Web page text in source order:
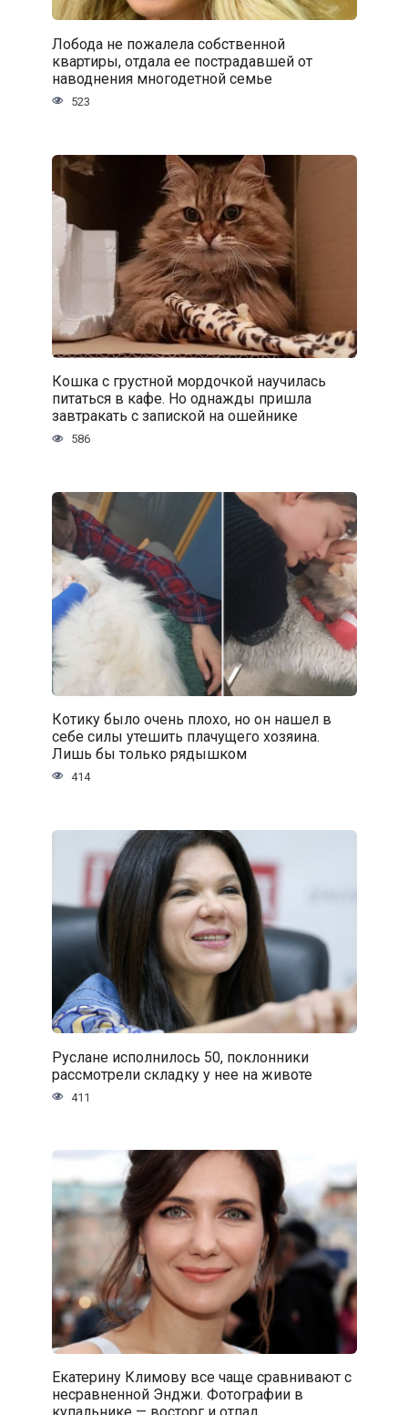
Лобода не пожалела собственной
квартиры, отдала ее пострадавшей от
наводнения многодетной семье
523
Кошка с грустной мордочкой научилась
питаться в кафе. Но однажды пришла
завтракать с запиской на ошейнике
586
Котику было очень плохо, но он нашел в
себе силы утешить плачущего хозяина.
Лишь бы только рядышком
414
Руслане исполнилось 50, поклонники
рассмотрели складку у нее на животе
411
Екатерину Климову все чаще сравнивают с
несравненной Энджи. Фотографии в
купальнике — восторг и отпад